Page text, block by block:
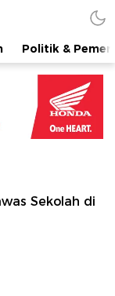
Politik &
Sekolah di